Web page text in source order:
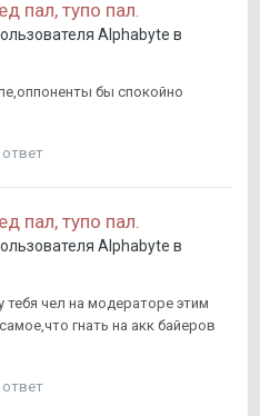
пал, тупо пал.
Alphabyte в
бы спокойно
ответ
пал, тупо пал.
Alphabyte в
тебя чел на модераторе этим
гнать на акк байеров
ответ